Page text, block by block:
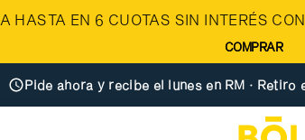
HASTA EN 6 CUOTAS SIN INTERÉS
COMPRAR
Pide ahora y recibe el lunes en RM · Retiro